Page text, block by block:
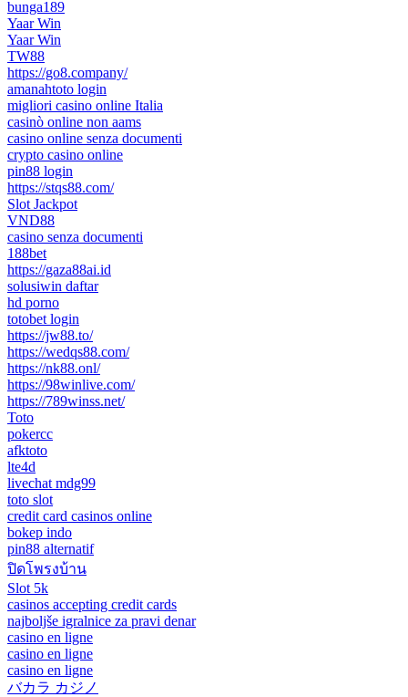
bunga189
Yaar Win
Yaar Win
TW88
https://go8.company/
amanahtoto login
migliori casino online Italia
casinò online non aams
casino online senza documenti
crypto casino online
pin88 login
https://stqs88.com/
Slot Jackpot
VND88
casino senza documenti
188bet
https://gaza88ai.id
solusiwin daftar
hd porno
totobet login
https://jw88.to/
https://wedqs88.com/
https://nk88.onl/
https://98winlive.com/
https://789winss.net/
Toto
pokercc
afktoto
lte4d
livechat mdg99
toto slot
credit card casinos online
bokep indo
pin88 alternatif
ปิดโพรงบ้าน
Slot 5k
casinos accepting credit cards
najboljše igralnice za pravi denar
casino en ligne
casino en ligne
casino en ligne
バカラ カジノ